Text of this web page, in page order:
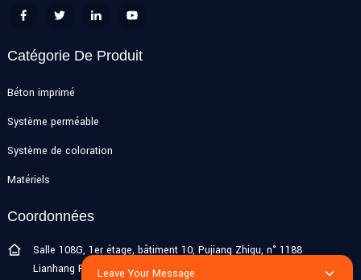
Catégorie De Produit
Béton imprimé
Système perméable
Système de coloration
Matériels
Coordonnées
Salle 108G, 1er étage, bâtiment 10, Pujiang Zhigu, n° 1188
Lianhang Road, ville de Pujiang, district de Minhang, Shanghai,
Leave Your Message